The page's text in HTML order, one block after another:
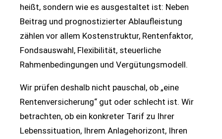
heißt, sondern wie es ausgestaltet ist: Neben
Beitrag und prognostizierter Ablaufleistung
zählen vor allem Kostenstruktur, Rentenfaktor,
Fondsauswahl, Flexibilität, steuerliche
Rahmenbedingungen und Vergütungsmodell.
Wir prüfen deshalb nicht pauschal, ob „eine
Rentenversicherung“ gut oder schlecht ist. Wir
betrachten, ob ein konkreter Tarif zu Ihrer
Lebenssituation, Ihrem Anlagehorizont, Ihren